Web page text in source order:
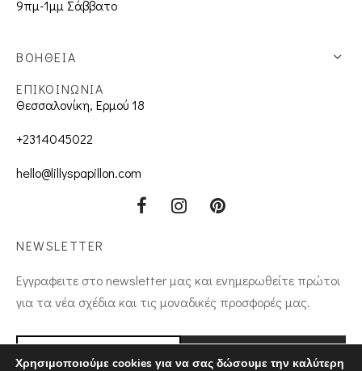
9πμ-1μμ Σάββατο
ΒΟΗΘΕΙΑ
ΕΠΙΚΟΙΝΩΝΙΑ
Θεσσαλονίκη, Ερμού 18
+2314045022
hello@lillyspapillon.com
NEWSLETTER
Εγγραφειτε στο newsletter μας και ενημερωθείτε πρώτοι
για τα νέα σχέδια και τις μοναδικές προσφορές μας.
Χρησιμοποιούμε cookies για να σας δώσουμε την καλύτερη